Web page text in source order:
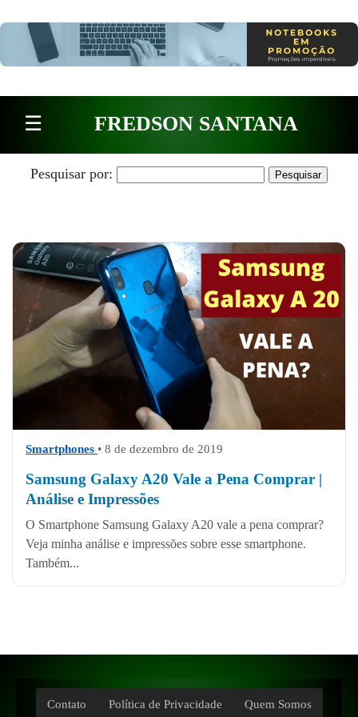
☰ FREDSON SANTANA
Pesquisar por:
Smartphones • 8 de dezembro de 2019
Samsung Galaxy A20 Vale a Pena Comprar |
Análise e Impressões
O Smartphone Samsung Galaxy A20 vale a pena comprar?
Veja minha análise e impressões sobre esse smartphone.
Também...
Contato Política de Privacidade Quem Somos